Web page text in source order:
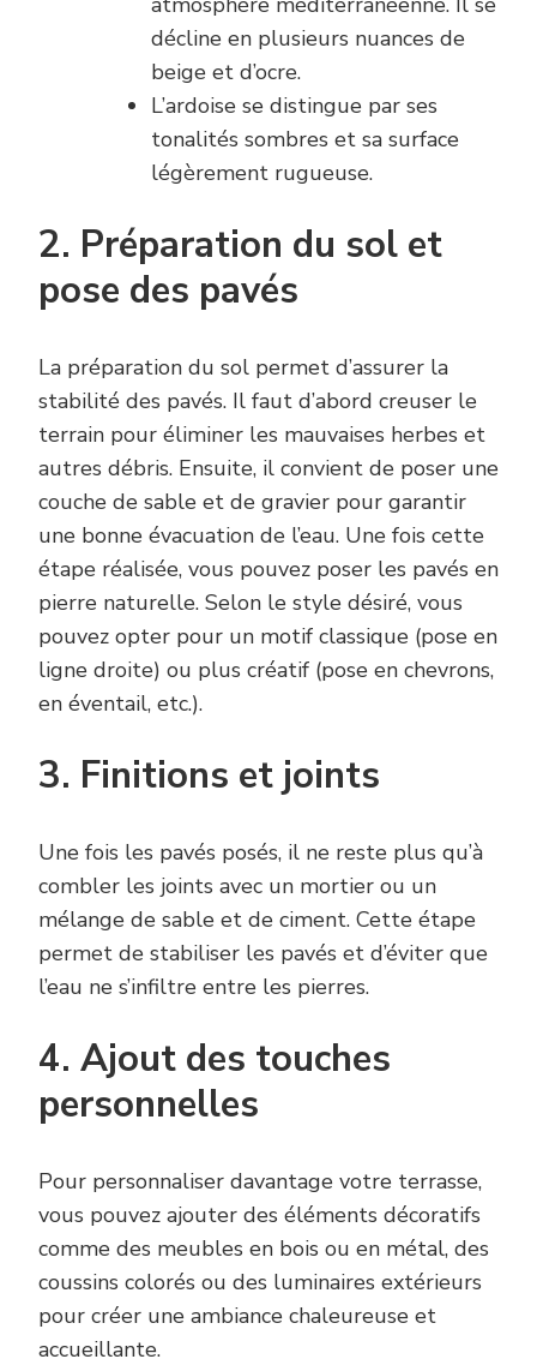
décline en plusieurs nuances de
beige et d’ocre.
L’ardoise se distingue par ses
tonalités sombres et sa surface
légèrement rugueuse.
2. Préparation du sol et
pose des pavés
La préparation du sol permet d’assurer la
stabilité des pavés. Il faut d’abord creuser le
terrain pour éliminer les mauvaises herbes et
autres débris. Ensuite, il convient de poser une
couche de sable et de gravier pour garantir
une bonne évacuation de l’eau. Une fois cette
étape réalisée, vous pouvez poser les pavés en
pierre naturelle. Selon le style désiré, vous
pouvez opter pour un motif classique (pose en
ligne droite) ou plus créatif (pose en chevrons,
en éventail, etc.).
3. Finitions et joints
Une fois les pavés posés, il ne reste plus qu’à
combler les joints avec un mortier ou un
mélange de sable et de ciment. Cette étape
permet de stabiliser les pavés et d’éviter que
l’eau ne s’infiltre entre les pierres.
4. Ajout des touches
personnelles
Pour personnaliser davantage votre terrasse,
vous pouvez ajouter des éléments décoratifs
comme des meubles en bois ou en métal, des
coussins colorés ou des luminaires extérieurs
pour créer une ambiance chaleureuse et
accueillante.